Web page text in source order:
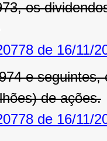
os
de 16/11/
e
de ações.
de 16/11/